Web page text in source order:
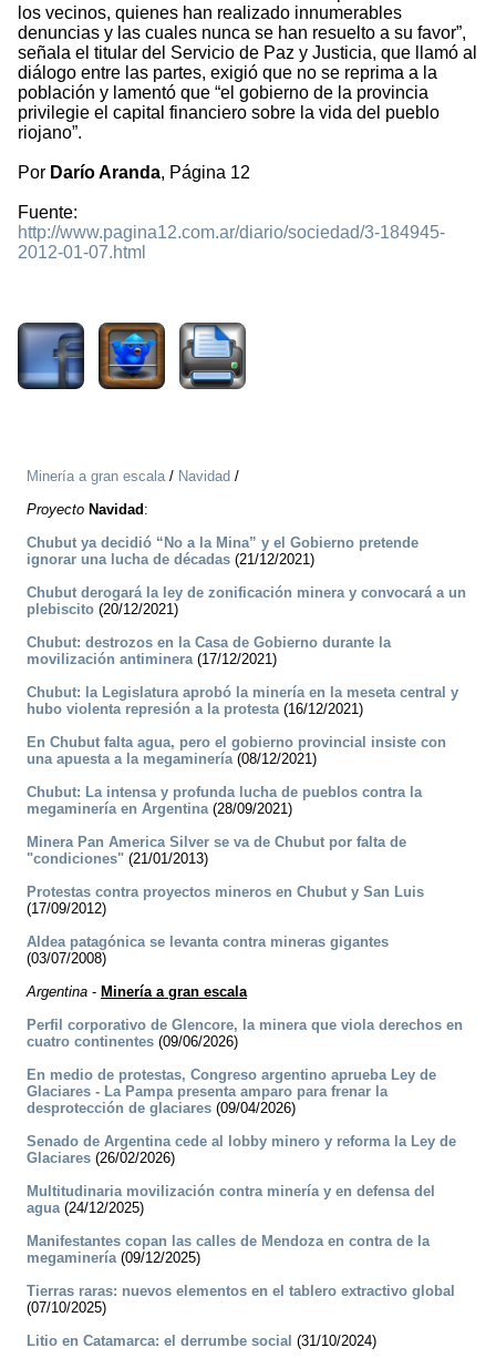
los vecinos, quienes han realizado innumerables
denuncias y las cuales nunca se han resuelto a su favor”,
señala el titular del Servicio de Paz y Justicia, que llamó al
diálogo entre las partes, exigió que no se reprima a la
población y lamentó que “el gobierno de la provincia
privilegie el capital financiero sobre la vida del pueblo
riojano”.
Por Darío Aranda, Página 12
Fuente:
http://www.pagina12.com.ar/diario/sociedad/3-184945-
2012-01-07.html
Minería a gran escala/ Navidad /
Proyecto Navidad :
Chubut ya decidió “No a la Mina” y el Gobierno pretende
ignorar una lucha de décadas (21/12/2021)
Chubut derogará la ley de zonificación minera y convocará a un
plebiscito (20/12/2021)
Chubut: destrozos en la Casa de Gobierno durante la
movilización antiminera(17/12/2021)
Chubut: la Legislatura aprobó la minería en la meseta central y
hubo violenta represión a la protesta(16/12/2021)
En Chubut falta agua, pero el gobierno provincial insiste con
una apuesta a la megaminería(08/12/2021)
Chubut: La intensa y profunda lucha de pueblos contra la
megaminería en Argentina(28/09/2021)
Minera Pan America Silver se va de Chubut por falta de
"condiciones" (21/01/2013)
Protestas contra proyectos mineros en Chubut y San Luis
(17/09/2012)
Aldea patagónica se levanta contra mineras gigantes
(03/07/2008)
Argentina - Minería a gran escala
Perfil corporativo de Glencore, la minera que viola derechos en
cuatro continentes (09/06/2026)
En medio de protestas, Congreso argentino aprueba Ley de
Glaciares - La Pampa presenta amparo para frenar la
desprotección de glaciares (09/04/2026)
Senado de Argentina cede al lobby minero y reforma la Ley de
Glaciares (26/02/2026)
Multitudinaria movilización contra minería y en defensa del
agua(24/12/2025)
Manifestantes copan las calles de Mendoza en contra de la
megaminería(09/12/2025)
Tierras raras: nuevos elementos en el tablero extractivo global
(07/10/2025)
Litio en Catamarca: el derrumbe social (31/10/2024)